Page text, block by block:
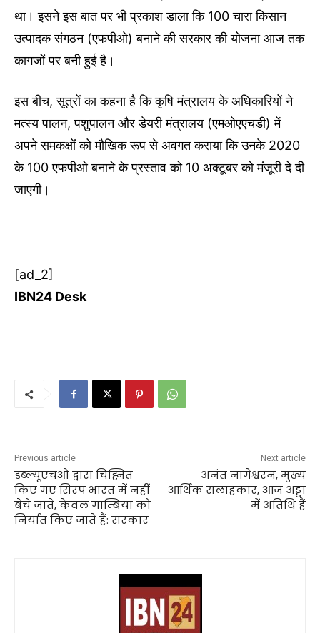
था। इसने इस बात पर भी प्रकाश डाला कि 100 चारा किसान
उत्पादक संगठन (एफपीओ) बनाने की सरकार की योजना आज तक
कागजों पर बनी हुई है।
इस बीच, सूत्रों का कहना है कि कृषि मंत्रालय के अधिकारियों ने
मत्स्य पालन, पशुपालन और डेयरी मंत्रालय (एमओएएचडी) में
अपने समकक्षों को मौखिक रूप से अवगत कराया कि उनके 2020
के 100 एफपीओ बनाने के प्रस्ताव को 10 अक्टूबर को मंजूरी दे दी
जाएगी।
[ad_2]
IBN24 Desk
Previous article
डब्ल्यूएचओ द्वारा चिह्नित
किए गए सिरप भारत में नहीं
बेचे जाते, केवल गाम्बिया को
निर्यात किए जाते हैं: सरकार
Next article
अनंत नागेश्वरन, मुख्य
आर्थिक सलाहकार, आज अड्डा
में अतिथि हैं